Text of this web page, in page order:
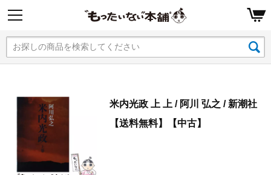
米内光政 上 上 / 阿川 弘之 / 新潮社
【送料無料】【中古】